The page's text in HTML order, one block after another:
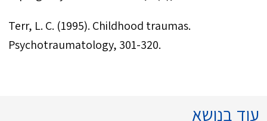
Terr, L. C. (1995). Childhood traumas.
Psychotraumatology, 301-320.
עוד בנושא